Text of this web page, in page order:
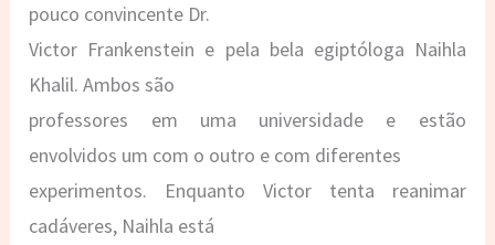
pouco convincente Dr.
Victor Frankenstein e pela bela egiptóloga Naihla
Khalil. Ambos são
professores em uma universidade e estão
envolvidos um com o outro e com diferentes
experimentos. Enquanto Victor tenta reanimar
cadáveres, Naihla está